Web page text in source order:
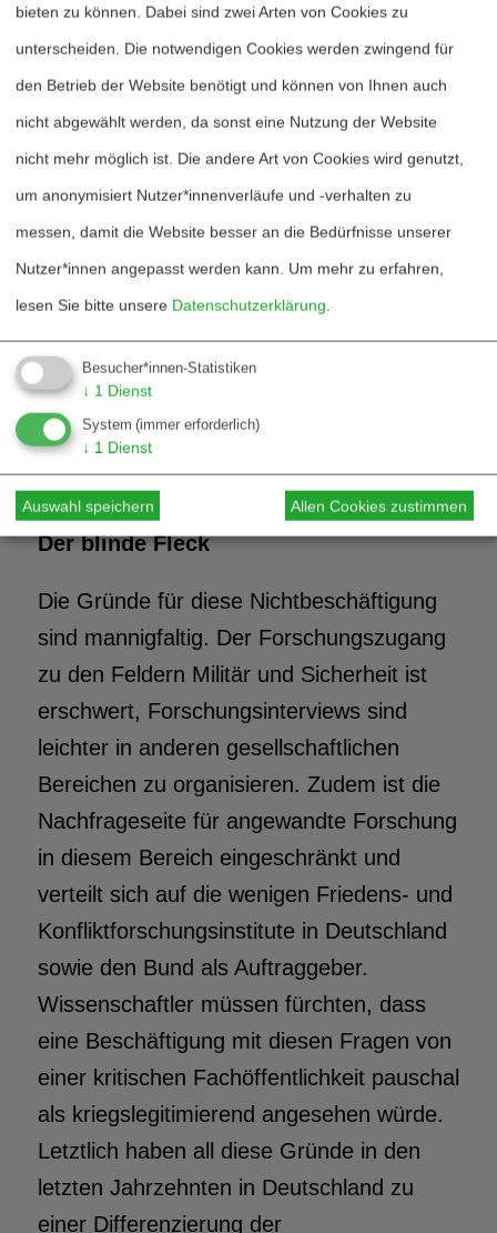
Die Techniksoziologie auf der anderen
Seite beschäftigt sich zwar strukturell
grundsätzlich genau mit jenen
Perspektiven auf Technik – deren
Entstehungsbedingungen und deren
Auswirkungen auf Menschen,
Organisationen und Gesellschaften –, sie
scheut aber vor der inhaltlichen
Beschäftigung mit dem Militärischen
zurück und bearbeitet vorrangig andere
Felder, wie zum Beispiel Produktion,
Medizin, und Kommunikation.
Der blinde Fleck
Die Gründe für diese Nichtbeschäftigung
sind mannigfaltig. Der Forschungszugang
zu den Feldern Militär und Sicherheit ist
erschwert, Forschungsinterviews sind
leichter in anderen gesellschaftlichen
Bereichen zu organisieren. Zudem ist die
Nachfrageseite für angewandte Forschung
in diesem Bereich eingeschränkt und
verteilt sich auf die wenigen Friedens- und
Konfliktforschungsinstitute in Deutschland
sowie den Bund als Auftraggeber.
Wissenschaftler müssen fürchten, dass
eine Beschäftigung mit diesen Fragen von
einer kritischen Fachöffentlichkeit pauschal
als kriegslegitimierend angesehen würde.
Letztlich haben all diese Gründe in den
letzten Jahrzehnten in Deutschland zu
einer Differenzierung der
bieten zu können. Dabei sind zwei Arten von Cookies zu
unterscheiden. Die notwendigen Cookies werden zwingend für
den Betrieb der Website benötigt und können von Ihnen auch
nicht abgewählt werden, da sonst eine Nutzung der Website
nicht mehr möglich ist. Die andere Art von Cookies wird genutzt,
um anonymisiert Nutzer*innenverläufe und -verhalten zu
messen, damit die Website besser an die Bedürfnisse unserer
Nutzer*innen angepasst werden kann. Um mehr zu erfahren,
lesen Sie bitte unsere Datenschutzerklärung.
Besucher*innen-Statistiken
↓ 1 Dienst
System (immer erforderlich)
↓ 1 Dienst
Auswahl speichern Allen Cookies zustimmen